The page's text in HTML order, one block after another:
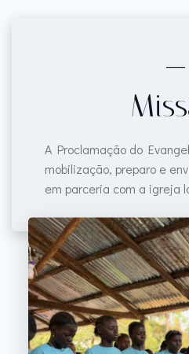
A Proclamação do
mobilização, preparo e
em parceria com a igreja